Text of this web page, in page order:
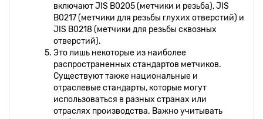
включают JIS B0205 (метчики и резьба), JIS
B0217 (метчики для резьбы глухих отверстий) и
JIS B0218 (метчики для резьбы сквозных
отверстий).
Это лишь некоторые из наиболее
распространенных стандартов метчиков.
Существуют также национальные и
отраслевые стандарты, которые могут
использоваться в разных странах или
отраслях производства. Важно учитывать